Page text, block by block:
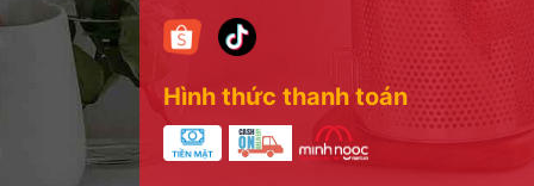
NK&PP : Công ty cổ phần SUBE Việt Nam
Địa chỉ: Tầng 1 Shophouse T11-SO-02B Times City,
Hình thức thanh toán